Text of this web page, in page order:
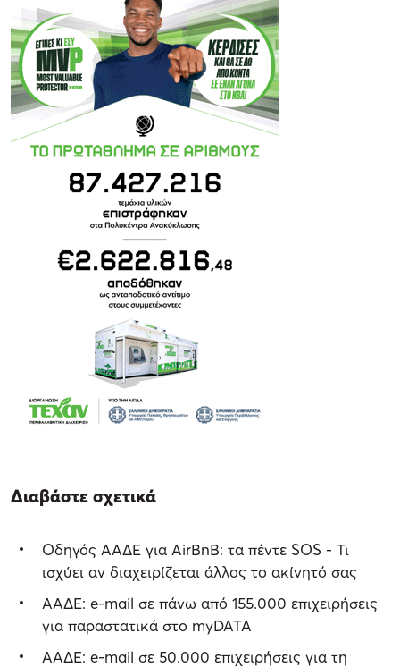
Διαβάστε σχετικά
Οδηγός ΑΑΔΕ για AirBnB: τα πέντε SOS - Τι
ισχύει αν διαχειρίζεται άλλος το ακίνητό σας
ΑΑΔΕ: e-mail σε πάνω από 155.000 επιχειρήσεις
για παραστατικά στο myDATA
ΑΑΔΕ: e-mail σε 50.000 επιχειρήσεις για τη